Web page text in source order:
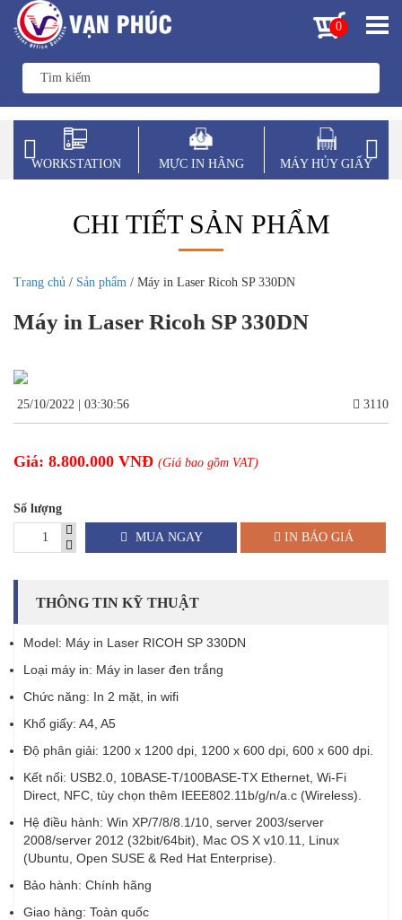
0
WORKSTATION MỰC IN HÃNG MÁY HỦY GIẤY
CHI TIẾT SẢN PHẨM
Trang chủ / Sản phẩm / Máy in Laser Ricoh SP 330DN
Máy in Laser Ricoh SP 330DN
25/10/2022 | 03:30:56 3110
Giá: 8.800.000 VNĐ (Giá bao gồm VAT)
Số lượng
MUA NGAY IN BÁO GIÁ
THÔNG TIN KỸ THUẬT
Model: Máy in Laser RICOH SP 330DN
Loại máy in: Máy in laser đen trắng
Chức năng: In 2 mặt, in wifi
Khổ giấy: A4, A5
Độ phân giải: 1200 x 1200 dpi, 1200 x 600 dpi, 600 x 600 dpi.
Kết nối: USB2.0, 10BASE-T/100BASE-TX Ethernet, Wi-Fi
Direct, NFC, tùy chọn thêm IEEE802.11b/g/n/a.c (Wireless).
Hệ điều hành: Win XP/7/8/8.1/10, server 2003/server
2008/server 2012 (32bit/64bit), Mac OS X v10.11, Linux
(Ubuntu, Open SUSE & Red Hat Enterprise).
Bảo hành: Chính hãng
Giao hàng: Toàn quốc